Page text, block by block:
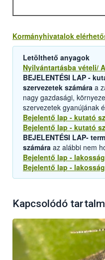
Kormányhivatalok
Letölthető anyagok
Nyilvántartásba vételi/
BEJELENTÉSI LAP -
szervezetek számára a
nagy gazdasági,
szervezetek gyanújának
Bejelentő lap - kutató
Bejelentő lap - kutató
BEJELENTÉSI LAP-
számára az alábbi nem
Bejelentő lap -
Bejelentő lap -
Kapcsolódó